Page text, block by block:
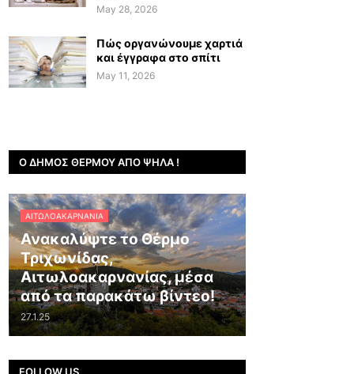
May 28, 2026
Πώς οργανώνουμε χαρτιά
και έγγραφα στο σπίτι
May 11, 2026
Ο ΔΉΜΟΣ ΘΈΡΜΟΥ ΑΠΌ ΨΗΛΆ !
ΑΙΤΩΛΟΑΚΑΡΝΑΝΊΑ
Ανακαλύψτε το Θέρμο
Τριχωνίδας,
Αιτωλοακαρνανίας, μέσα
από τα παρακάτω βίντεο!
27.1.25
FOLLOW US